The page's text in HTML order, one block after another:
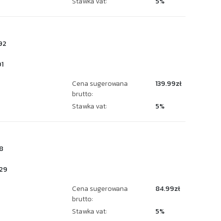
Cena sugerowana
brutto:
139.99zł
Stawka vat: 5%
Cena sugerowana
brutto:
84.99zł
Stawka vat: 5%